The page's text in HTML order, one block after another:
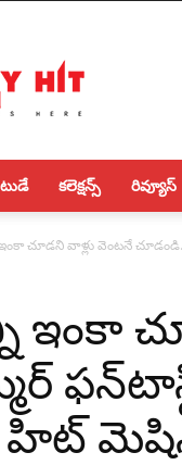
కలెక్షన్స్ రివ్యూస్
చూడని వాళ్లు వెంటనే
ఇంకా
హిట్